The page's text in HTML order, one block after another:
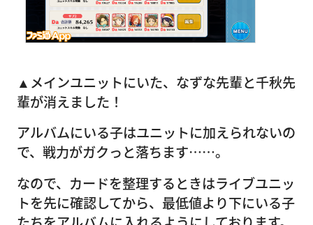
▲メインユニットにいた、なずな先輩と千秋先
輩が消えました！
アルバムにいる子はユニットに加えられないの
で、戦力がガクっと落ちます……。
なので、カードを整理するときはライブユニッ
トを先に確認してから、最低値より下にいる子